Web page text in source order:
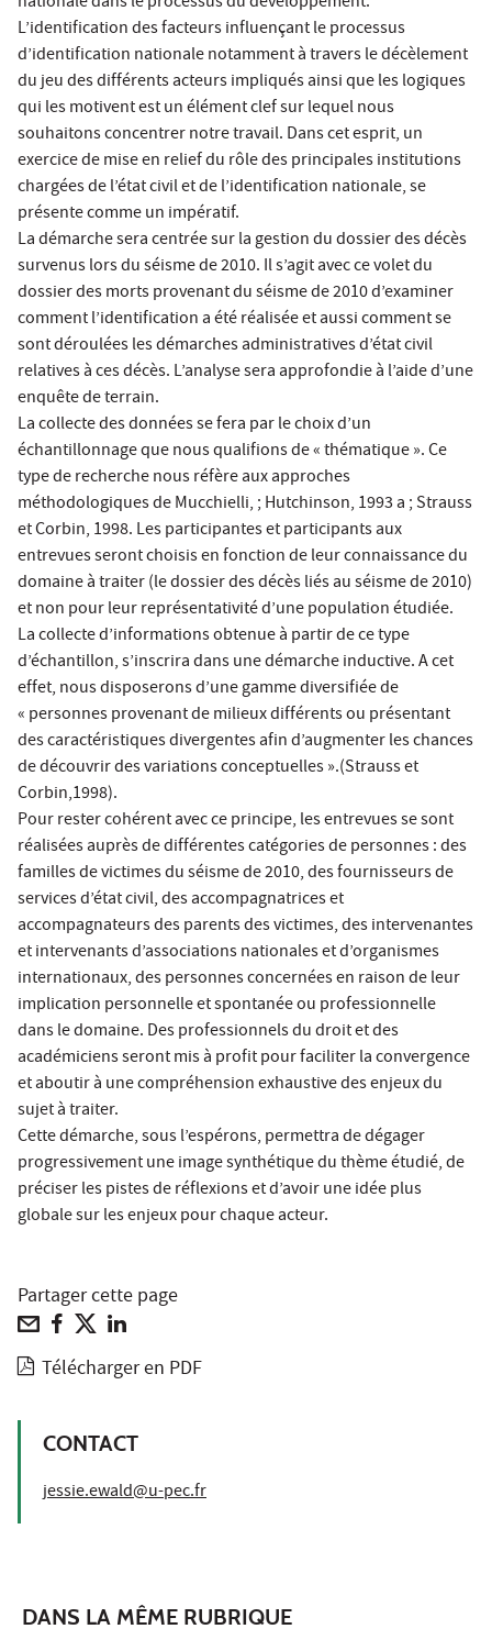
L’identification des facteurs influençant le processus
d’identification nationale notamment à travers le décèlement
du jeu des différents acteurs impliqués ainsi que les logiques
qui les motivent est un élément clef sur lequel nous
souhaitons concentrer notre travail. Dans cet esprit, un
exercice de mise en relief du rôle des principales institutions
chargées de l’état civil et de l’identification nationale, se
présente comme un impératif.
La démarche sera centrée sur la gestion du dossier des décès
survenus lors du séisme de 2010. Il s’agit avec ce volet du
dossier des morts provenant du séisme de 2010 d’examiner
comment l’identification a été réalisée et aussi comment se
sont déroulées les démarches administratives d’état civil
relatives à ces décès. L’analyse sera approfondie à l’aide d’une
enquête de terrain.
La collecte des données se fera par le choix d’un
échantillonnage que nous qualifions de « thématique ». Ce
type de recherche nous réfère aux approches
méthodologiques de Mucchielli, ; Hutchinson, 1993 a ; Strauss
et Corbin, 1998. Les participantes et participants aux
entrevues seront choisis en fonction de leur connaissance du
domaine à traiter (le dossier des décès liés au séisme de 2010)
et non pour leur représentativité d’une population étudiée.
La collecte d’informations obtenue à partir de ce type
d’échantillon, s’inscrira dans une démarche inductive. A cet
effet, nous disposerons d’une gamme diversifiée de
« personnes provenant de milieux différents ou présentant
des caractéristiques divergentes afin d’augmenter les chances
de découvrir des variations conceptuelles ».(Strauss et
Corbin,1998).
Pour rester cohérent avec ce principe, les entrevues se sont
réalisées auprès de différentes catégories de personnes : des
familles de victimes du séisme de 2010, des fournisseurs de
services d’état civil, des accompagnatrices et
accompagnateurs des parents des victimes, des intervenantes
et intervenants d’associations nationales et d’organismes
internationaux, des personnes concernées en raison de leur
implication personnelle et spontanée ou professionnelle
dans le domaine. Des professionnels du droit et des
académiciens seront mis à profit pour faciliter la convergence
et aboutir à une compréhension exhaustive des enjeux du
sujet à traiter.
Cette démarche, sous l’espérons, permettra de dégager
progressivement une image synthétique du thème étudié, de
préciser les pistes de réflexions et d’avoir une idée plus
globale sur les enjeux pour chaque acteur.
Partager cette page
Télécharger en PDF
CONTACT
jessie.ewald@u-pec.fr
DANS LA MÊME RUBRIQUE